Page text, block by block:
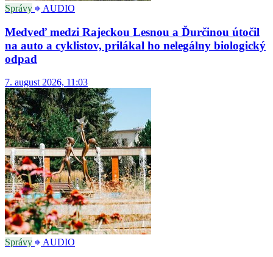
Správy AUDIO
Medveď medzi Rajeckou Lesnou a Ďurčinou útočil
na auto a cyklistov, prilákal ho nelegálny biologický
odpad
7. august 2026, 11:03
Správy AUDIO